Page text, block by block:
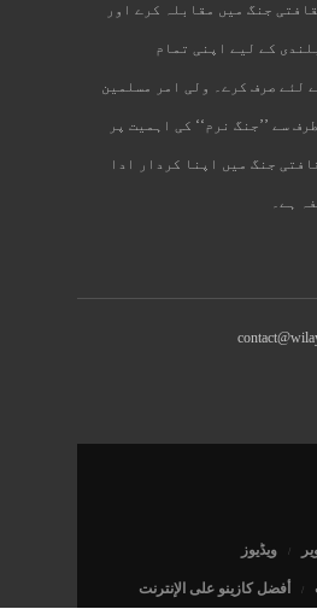
جنگ میں مقابلہ کرے اور
کے لیے اپنی تمام
لئے صرف کرے۔ ولی امر مسلمین
سے ’’جنگ نرم‘‘ کی اہمیت پر
جنگ میں اپنا کردار ادا
ہے۔
ویڈیوز
أفضل كازينو على الإنترنت